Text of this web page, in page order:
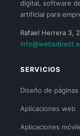
digital, software
artificial para
Rafael Herrera 3,
SERVICIOS
Diseño de
Aplicaciones web
Aplicaciones